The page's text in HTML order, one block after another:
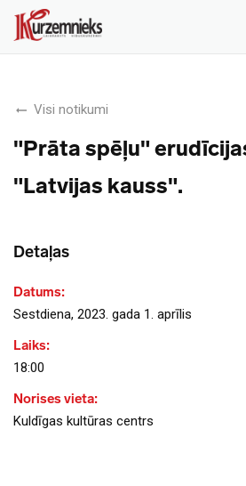
Visi notikumi
"Prāta spēļu"
"Latvijas kauss".
Detaļas
Datums:
Sestdiena, 2023. gada 1. aprīlis
Laiks:
18:00
Norises vieta:
Kuldīgas kultūras centrs